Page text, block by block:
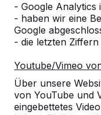
- Google Analytics
- haben wir eine
Google
- die letzten
Youtube/Vimeo
Über unsere
von YouTube und
eingebettetes
10
Kollegium des
bei Ihnen für die
Abwicklung und
bedanken.